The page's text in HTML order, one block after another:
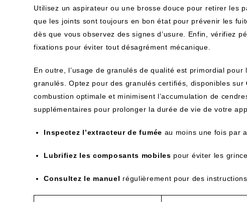
Utilisez un aspirateur ou une brosse douce pour retirer les
que les joints sont toujours en bon état pour prévenir les
dès que vous observez des signes d’usure. Enfin, vérifiez
fixations pour éviter tout désagrément mécanique.
En outre, l’usage de granulés de qualité est primordial
granulés. Optez pour des granulés certifiés, disponibles sur
combustion optimale et minimisent l’accumulation de
supplémentaires pour prolonger la durée de vie de votre
Inspectez l’extracteur de fumée au moins une fois par
Lubrifiez les composants mobiles pour éviter les
Consultez le manuel régulièrement pour des